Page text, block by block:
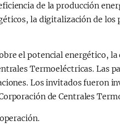
de la producción
la digitalización de los
el potencial energético, la
Termoeléctricas. Las
Los invitados fueron
de Centrales